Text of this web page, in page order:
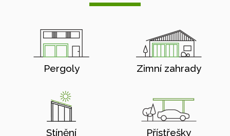
Pergoly Zimní zahrady
Stínění Přístřešky